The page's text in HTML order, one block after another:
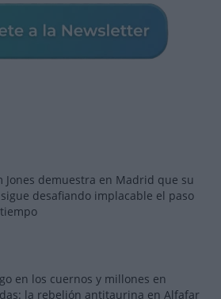
Jones demuestra en Madrid que su
desafiando implacable el paso
en los cuernos y millones en
la rebelión antitaurina en Alfafar